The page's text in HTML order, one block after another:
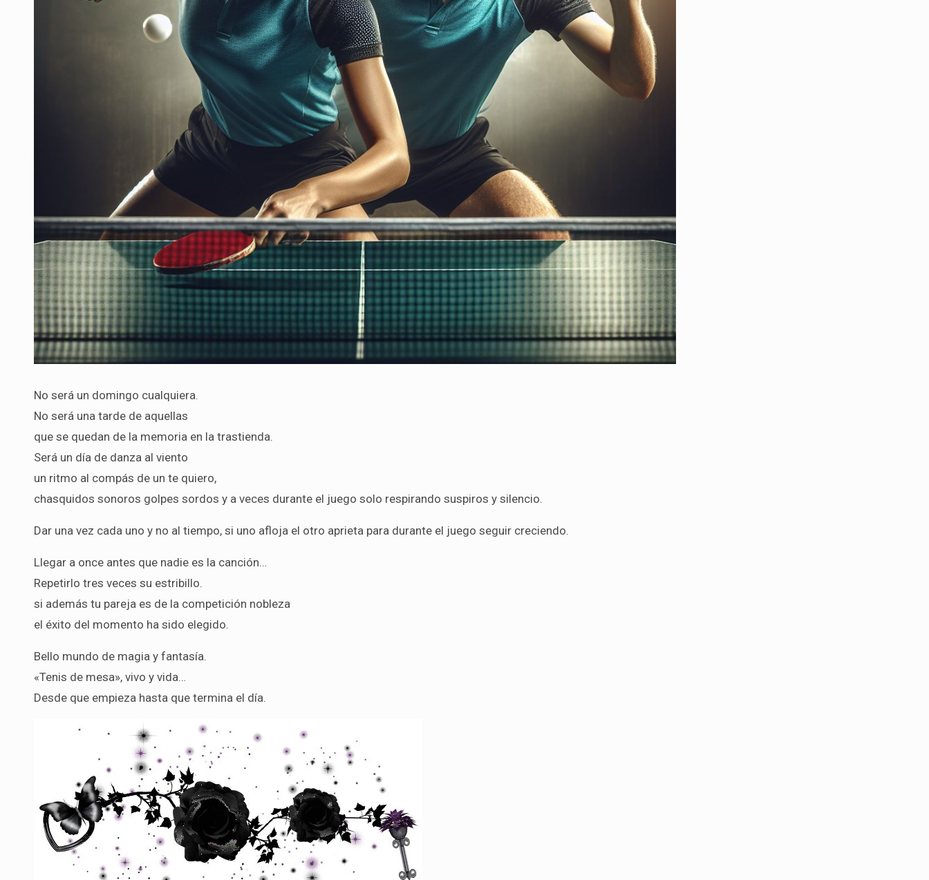
No será un domingo cualquiera.
No será una tarde de aquellas
que se quedan de la memoria en la trastienda.
Será un día de danza al viento
un ritmo al compás de un te quiero,
chasquidos sonoros golpes sordos y a veces durante el juego solo respirando suspiros y silencio.
Dar una vez cada uno y no al tiempo, si uno afloja el otro aprieta para durante el juego seguir creciendo.
Llegar a once antes que nadie es la canción…
Repetirlo tres veces su estribillo.
si además tu pareja es de la competición nobleza
el éxito del momento ha sido elegido.
Bello mundo de magia y fantasía.
«Tenis de mesa», vivo y vida…
Desde que empieza hasta que termina el día.